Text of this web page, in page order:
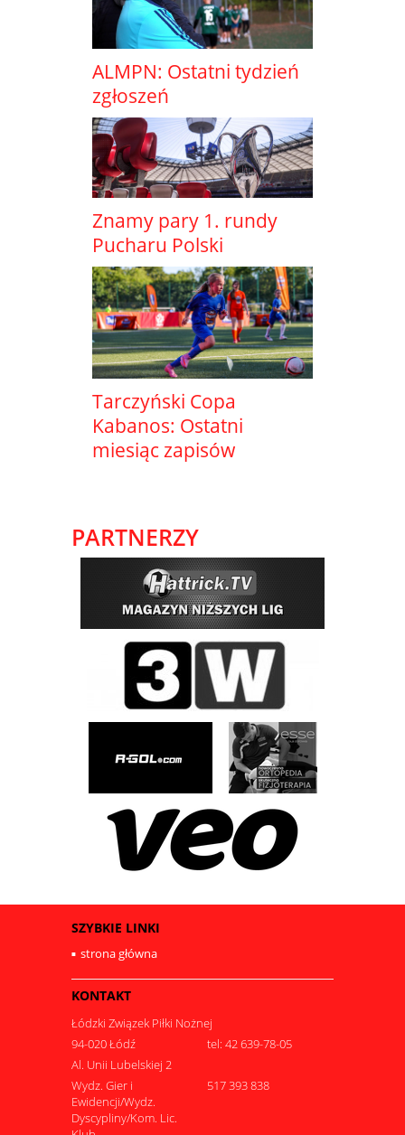
ALMPN: Ostatni tydzień
zgłoszeń
Znamy pary 1. rundy
Pucharu Polski
Tarczyński Copa
Kabanos: Ostatni
miesiąc zapisów
PARTNERZY
SZYBKIE LINKI
strona główna
KONTAKT
Łódzki Związek Piłki Nożnej
94-020 Łódź
tel: 42 639-78-05
Al. Unii Lubelskiej 2
Wydz. Gier i
Ewidencji/Wydz.
Dyscypliny/Kom. Lic.
517 393 838